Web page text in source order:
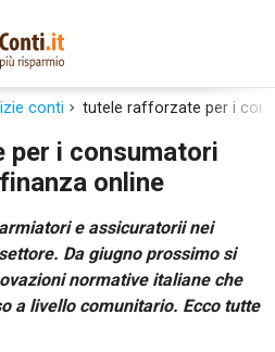
conti tutele rafforzate per i
i consumatori
online
e assicuratorii nei
Da giugno prossimo si
normative italiane che
a livello comunitario. Ecco tutte